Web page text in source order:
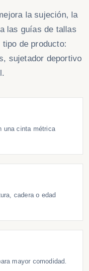
la sujeción, la
las guías de tallas
de producto:
sujetador deportivo
una cinta métrica
cadera o edad
mayor comodidad.